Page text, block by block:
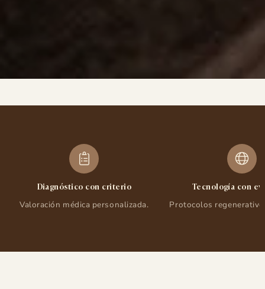
ESTÉTICA
Diagnóstico con criterio
Valoración médica personalizada.
Tecnología con
Protocolos